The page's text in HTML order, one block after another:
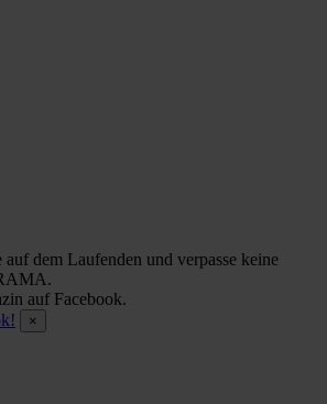
auf dem Laufenden und verpasse keine
auf Facebook.
×